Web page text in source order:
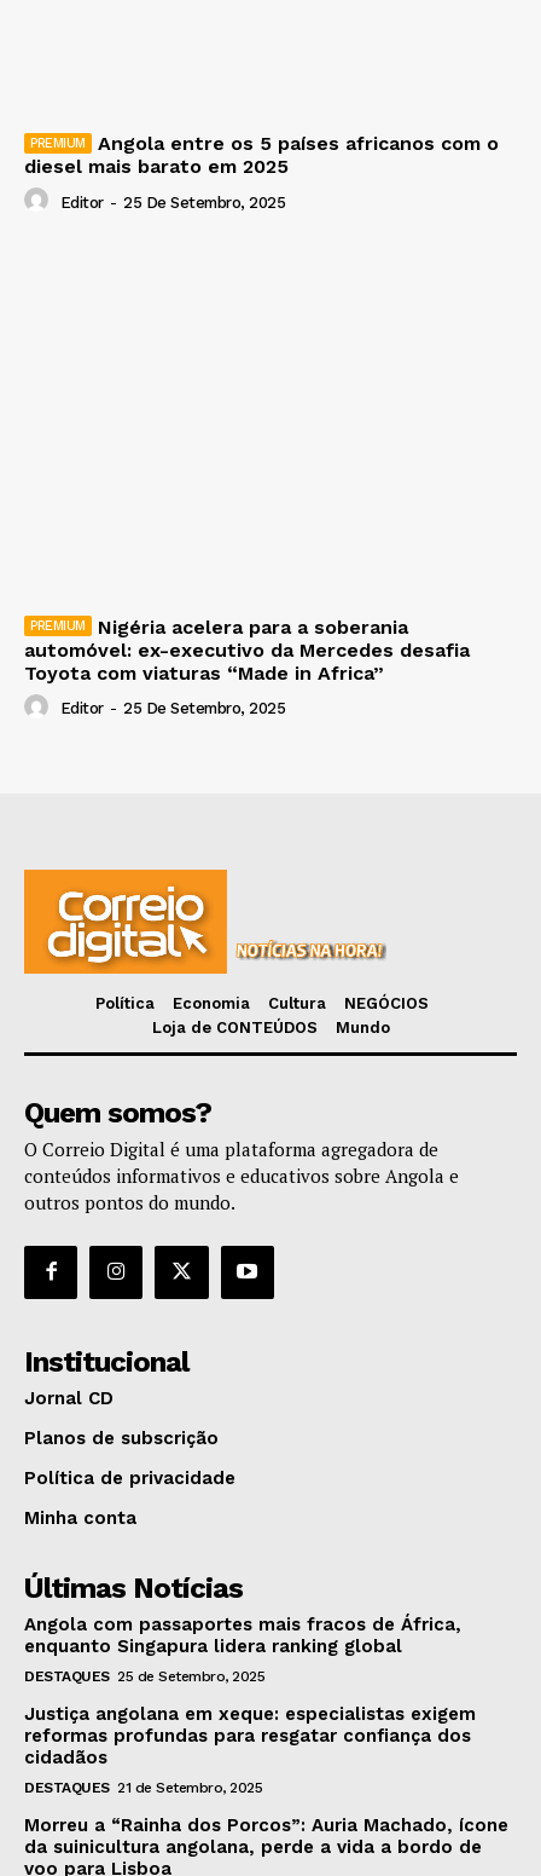
Angola entre os 5 países africanos com o
diesel mais barato em 2025
Editor - 25 De Setembro, 2025
Nigéria acelera para a soberania
automóvel: ex-executivo da Mercedes desafia
Toyota com viaturas “Made in Africa”
Editor - 25 De Setembro, 2025
Política Economia Cultura
NEGÓCIOS
Loja de CONTEÚDOS
Mundo
Quem somos?
O Correio Digital é uma plataforma agregadora de
conteúdos informativos e educativos sobre Angola e
outros pontos do mundo.
Institucional
Jornal CD
Planos de subscrição
Política de privacidade
Minha conta
Últimas Notícias
Angola com passaportes mais fracos de África,
enquanto Singapura lidera ranking global
DESTAQUES 25 de Setembro, 2025
Justiça angolana em xeque: especialistas exigem
reformas profundas para resgatar confiança dos
cidadãos
DESTAQUES 21 de Setembro, 2025
Morreu a “Rainha dos Porcos”: Auria Machado, ícone
da suinicultura angolana, perde a vida a bordo de
voo para Lisboa